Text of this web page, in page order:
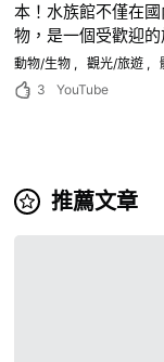
本！水族館不僅在
物，是一個受歡迎的
動物/生物 觀光/旅遊
3
YouTube
推薦文章